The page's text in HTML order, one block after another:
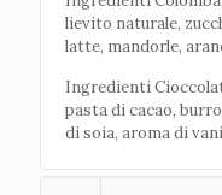
lievito naturale,
latte, mandorle,
Ingredienti
pasta di cacao,
di soia, aroma di